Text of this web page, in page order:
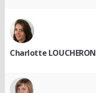
Charlotte LOUCHERON